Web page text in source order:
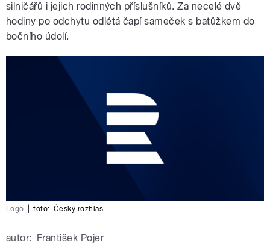
silničářů i jejich rodinných příslušníků. Za necelé dvě
hodiny po odchytu odlétá čapí sameček s batůžkem do
bočního údolí.
Logo foto: Český rozhlas
autor: František Pojer